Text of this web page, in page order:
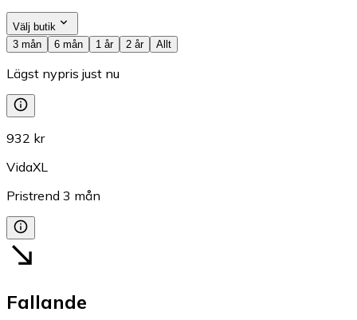
Välj butik
3 mån
6 mån 1 år 2 år Allt
Lägst nypris just nu
932 kr
VidaXL
Pristrend 3 mån
Fallande